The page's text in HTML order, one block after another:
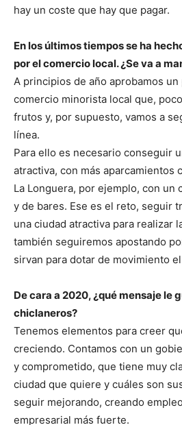
hay un coste que hay que pagar.
En los últimos tiempos se ha
por el comercio local. ¿Se va a
A principios de año aprobamos un
comercio minorista local que,
frutos y, por supuesto, vamos a
línea.
Para ello es necesario conseguir
atractiva, con más aparcamientos
La Longuera, por ejemplo, con un
y de bares. Ese es el reto, seguir
una ciudad atractiva para realizar
también seguiremos apostando
sirvan para dotar de movimiento
De cara a 2020, ¿qué mensaje le
chiclaneros?
Tenemos elementos para creer
creciendo. Contamos con un
y comprometido, que tiene muy
ciudad que quiere y cuáles son
seguir mejorando, creando
empresarial más fuerte.